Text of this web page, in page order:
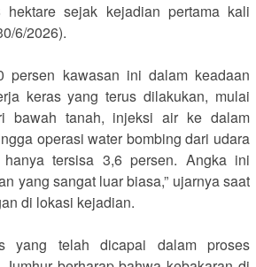
sejak kejadian pertama kali
6/2026).
persen kawasan ini dalam keadaan
keras yang terus dilakukan, mulai
bawah tanah, injeksi air ke dalam
operasi water bombing dari udara
tersisa 3,6 persen. Angka ini
yang sangat luar biasa,” ujarnya saat
di lokasi kejadian.
yang telah dicapai dalam proses